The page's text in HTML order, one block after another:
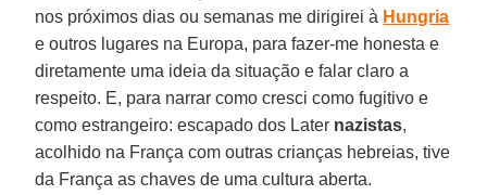
nos próximos dias ou semanas me dirigirei à Hungria
e outros lugares na Europa, para fazer-me honesta e
diretamente uma ideia da situação e falar claro a
respeito. E, para narrar como cresci como fugitivo e
como estrangeiro: escapado dos Later nazistas,
acolhido na França com outras crianças hebreias, tive
da França as chaves de uma cultura aberta.